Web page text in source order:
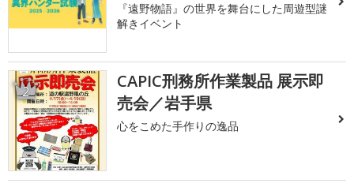
『遠野物語』の世界を舞台にした周遊型謎
解きイベント
2
CAPIC刑務所作業製品 展示即
売会／岩手県
心をこめた手作りの逸品